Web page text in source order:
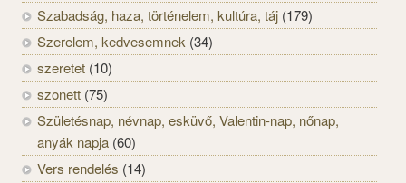
Szabadság, haza, történelem, kultúra, táj (179)
Szerelem, kedvesemnek (34)
szeretet (10)
szonett (75)
Születésnap, névnap, esküvő, Valentin-nap, nőnap,
anyák napja (60)
Vers rendelés (14)